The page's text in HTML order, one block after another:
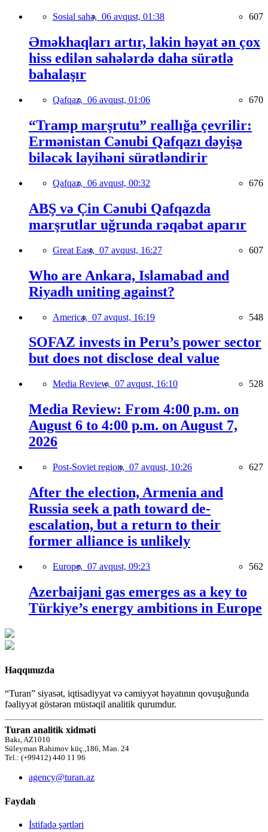
Sosial sahə, 06 avqust, 01:38 607
Əməkhaqları artır, lakin həyat ən çox
hiss edilən sahələrdə daha sürətlə
bahalaşır
Qafqaz, 06 avqust, 01:06 670
“Tramp marşrutu” reallığa çevrilir:
Ermənistan Cənubi Qafqazı dəyişə
biləcək layihəni sürətləndirir
Qafqaz, 06 avqust, 00:32 676
ABŞ və Çin Cənubi Qafqazda
marşrutlar uğrunda rəqabət aparır
Great East, 07 avqust, 16:27 607
Who are Ankara, Islamabad and
Riyadh uniting against?
America, 07 avqust, 16:19 548
SOFAZ invests in Peru’s power sector
but does not disclose deal value
Media Review, 07 avqust, 16:10 528
Media Review: From 4:00 p.m. on
August 6 to 4:00 p.m. on August 7,
2026
Post-Soviet region, 07 avqust, 10:26 627
After the election, Armenia and
Russia seek a path toward de-
escalation, but a return to their
former alliance is unlikely
Europe, 07 avqust, 09:23 562
Azerbaijani gas emerges as a key to
Türkiye’s energy ambitions in Europe
Haqqımızda
“Turan” siyasət, iqtisadiyyat və cəmiyyət həyatının qovuşuğunda
fəaliyyət göstərən müstəqil analitik qurumdur.
Turan analitik xidməti
Bakı, AZ1010
Süleyman Rəhimov küç.,186, Mən. 24
Tel.: (+99412) 440 11 96
agency@turan.az
Faydalı
İstifadə şərtləri